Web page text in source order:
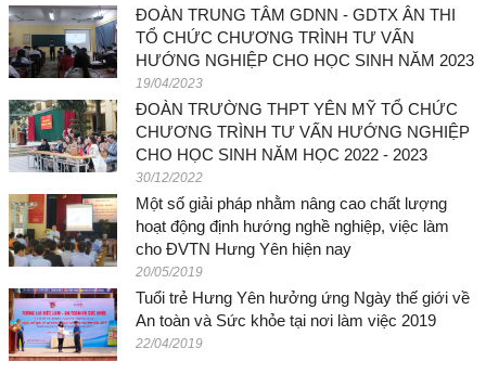
ĐOÀN TRUNG TÂM GDNN - GDTX ÂN THI
TỔ CHỨC CHƯƠNG TRÌNH TƯ VẤN
HƯỚNG NGHIỆP CHO HỌC SINH NĂM 2023
19/04/2023
ĐOÀN TRƯỜNG THPT YÊN MỸ TỔ CHỨC
CHƯƠNG TRÌNH TƯ VẤN HƯỚNG NGHIỆP
CHO HỌC SINH NĂM HỌC 2022 - 2023
30/12/2022
Một số giải pháp nhằm nâng cao chất lượng
hoạt động định hướng nghề nghiệp, việc làm
cho ĐVTN Hưng Yên hiện nay
20/05/2019
Tuổi trẻ Hưng Yên hưởng ứng Ngày thế giới về
An toàn và Sức khỏe tại nơi làm việc 2019
22/04/2019